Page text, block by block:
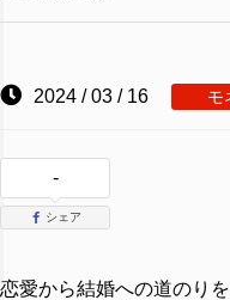
2024 / 03 / 16 モ
-
シェア
恋愛から結婚への道のり